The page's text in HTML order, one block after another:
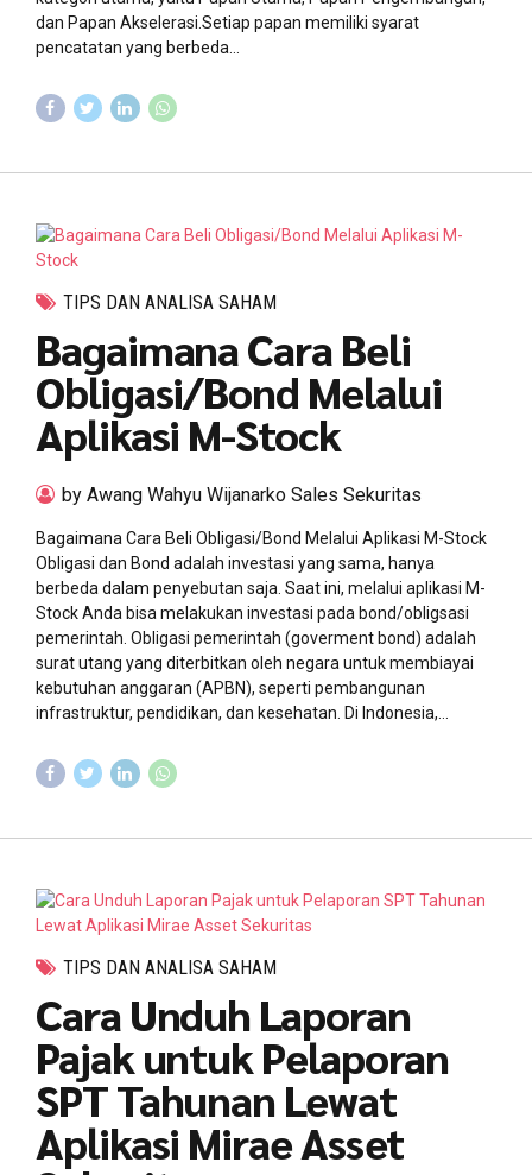
dan Papan Akselerasi.Setiap papan memiliki syarat
pencatatan yang berbeda...
TIPS DAN ANALISA SAHAM
Bagaimana Cara Beli
Obligasi/Bond Melalui
Aplikasi M-Stock
by Awang Wahyu Wijanarko Sales Sekuritas
Bagaimana Cara Beli Obligasi/Bond Melalui Aplikasi M-Stock
Obligasi dan Bond adalah investasi yang sama, hanya
berbeda dalam penyebutan saja. Saat ini, melalui aplikasi M-
Stock Anda bisa melakukan investasi pada bond/obligsasi
pemerintah. Obligasi pemerintah (goverment bond) adalah
surat utang yang diterbitkan oleh negara untuk membiayai
kebutuhan anggaran (APBN), seperti pembangunan
infrastruktur, pendidikan, dan kesehatan. Di Indonesia,...
TIPS DAN ANALISA SAHAM
Cara Unduh Laporan
Pajak untuk Pelaporan
SPT Tahunan Lewat
Aplikasi Mirae Asset